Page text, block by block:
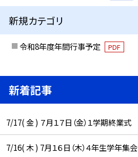
新規カテゴリ
令和8年度年間行事予定 PDF
新着記事
7/17( 金 ) ７月１７日（金）１学期終業式
7/16( 木 ) 7月１６日（木）４年生学年集会